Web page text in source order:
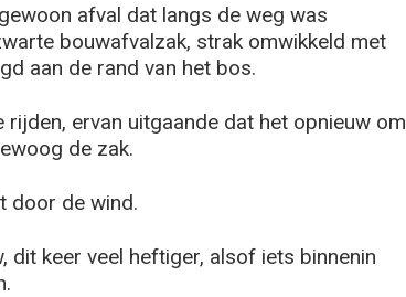
afval dat langs de weg was
bouwafvalzak, strak omwikkeld met
aan de rand van het bos.
ervan uitgaande dat het opnieuw om
de zak.
door de wind.
dit keer veel heftiger, alsof iets binnenin